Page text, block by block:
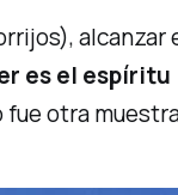
es el
fue otra